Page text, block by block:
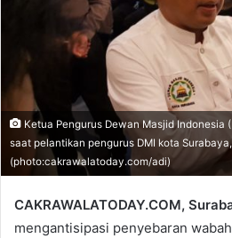
Ketua Pengurus Dewan Masjid Indonesia
saat pelantikan pengurus DMI kota
(photo:cakrawalatoday.com/adi)
CAKRAWALATODAY.COM,
mengantisipasi penyebaran